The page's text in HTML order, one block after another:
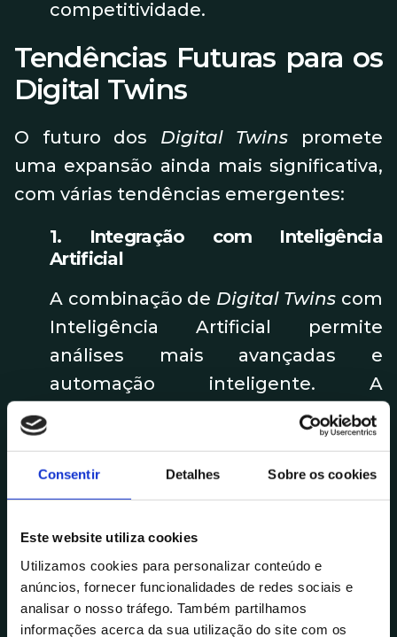
Consentir Detalhes Sobre os cookies
Este website utiliza cookies
Utilizamos cookies para personalizar conteúdo e
anúncios, fornecer funcionalidades de redes sociais e
analisar o nosso tráfego. Também partilhamos
informações acerca da sua utilização do site com os
competitividade.
Tendências Futuras para os
Digital Twins
O futuro dos Digital Twins promete
uma expansão ainda mais significativa,
com várias tendências emergentes:
1. Integração com Inteligência
Artificial
A combinação de Digital Twins com
Inteligência Artificial permite
análises mais avançadas e
automação inteligente. A
Inteligência Artificial permite
interpretar conjuntos de dados
complexos e otimizar o
comportamento dosDigital Twins,
2. Aplicações em diversos setores
A tecnologia deDigital Twin